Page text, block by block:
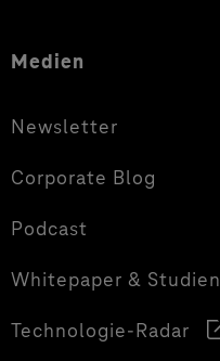
Medien
Newsletter
Corporate Blog
Podcast
Whitepaper & Studien
Technologie-Radar